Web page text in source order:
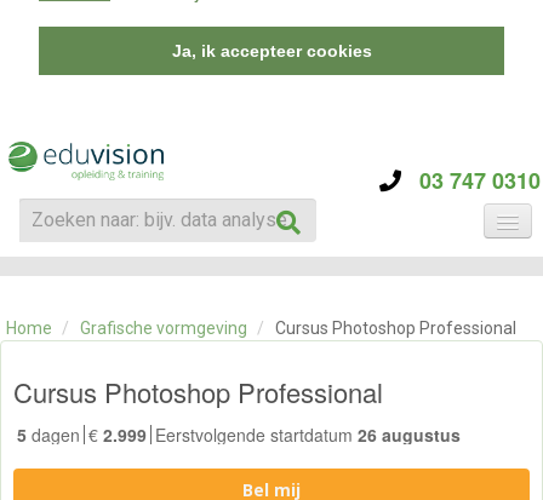
Ja, ik accepteer cookies
03 747 0310
CATEGORIE
OVER ONS
SKILLS ALCHEMIST
Home / Grafische vormgeving / Cursus Photoshop Professional
Cursus Photoshop Professional
5 dagen € 2.999 Eerstvolgende startdatum 26 augustus
Bel mij